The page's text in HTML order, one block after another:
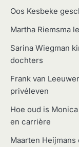
Oos Kesbeke
Martha Riemsma
Sarina Wiegman
dochters
Frank van
privéleven
Hoe oud is
en carrière
Maarten